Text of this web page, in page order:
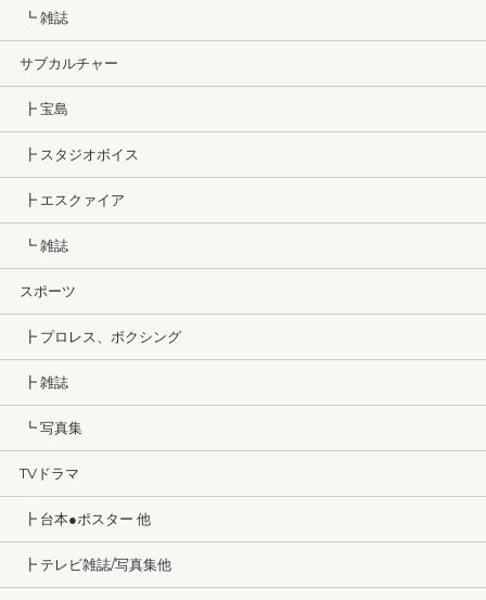
┗ 雑誌
サブカルチャー
┣ 宝島
┣ スタジオボイス
┣ エスクァイア
┗ 雑誌
スポーツ
┣ プロレス、ボクシング
┣ 雑誌
┗ 写真集
TVドラマ
┣ 台本●ポスター 他
┣ テレビ雑誌/写真集他